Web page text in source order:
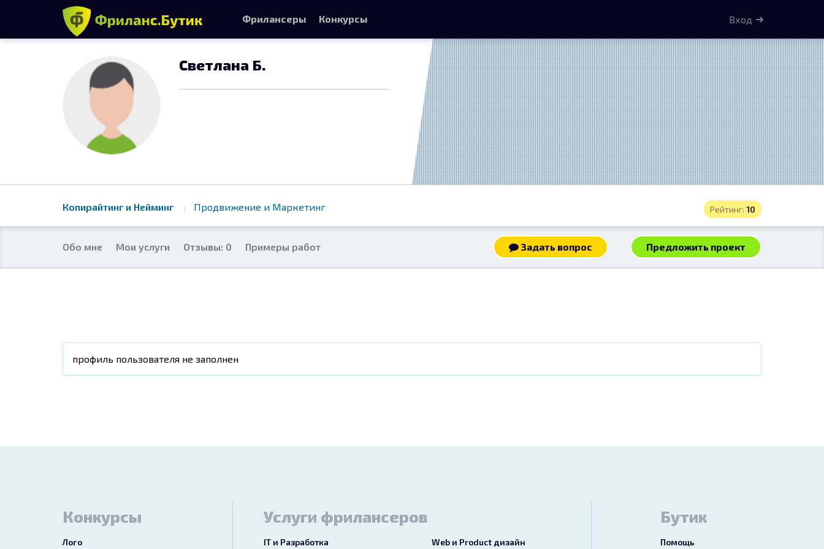
Светлана Б.
Рейтинг: 10
Копирайтинг и Нейминг Продвижение и Маркетинг
Обо мне Мои услуги Отзывы: 0 Примеры работ Задать вопрос Предложить проект
профиль пользователя не заполнен
Фрилансеры Конкурсы Вход
Конкурсы
Лого
Услуги фрилансеров
IT и Разработка Web и Product дизайн
Бутик
Помощь